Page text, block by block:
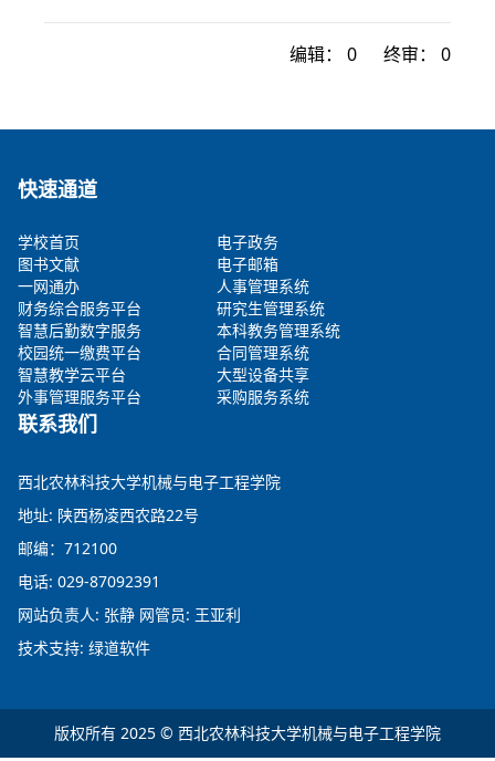
编辑： 0 终审： 0
快速通道
学校首页
电子政务
图书文献
电子邮箱
一网通办
人事管理系统
财务综合服务平台
研究生管理系统
智慧后勤数字服务
本科教务管理系统
校园统一缴费平台
合同管理系统
智慧教学云平台
大型设备共享
外事管理服务平台
采购服务系统
联系我们
西北农林科技大学机械与电子工程学院
地址: 陕西杨凌西农路22号
邮编：712100
电话: 029-87092391
网站负责人: 张静 网管员: 王亚利
技术支持: 绿道软件
版权所有 2025 © 西北农林科技大学机械与电子工程学院